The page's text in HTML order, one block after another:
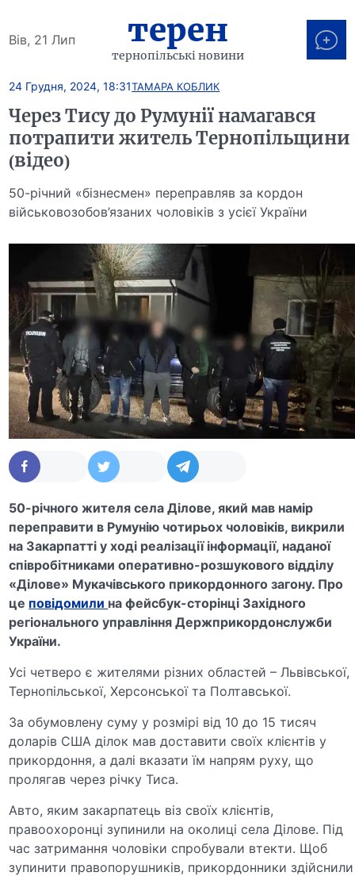
Вів, 21 Лип терен
тернопільські новини
24 Грудня, 2024, 18:31ТАМАРА КОБЛИК
Через Тису до Румунії намагався
потрапити житель Тернопільщини
(відео)
50-річний «бізнесмен» переправляв за кордон
військовозобов’язаних чоловіків з усієї України
50-річного жителя села Ділове, який мав намір
переправити в Румунію чотирьох чоловіків, викрили
на Закарпатті у ході реалізації інформації, наданої
співробітниками оперативно-розшукового відділу
«Ділове» Мукачівського прикордонного загону. Про
це повідомили на фейсбук-сторінці Західного
регіонального управління Держприкордонслужби
України.
Усі четверо є жителями різних областей – Львівської,
Тернопільської, Херсонської та Полтавської.
За обумовлену суму у розмірі від 10 до 15 тисяч
доларів США ділок мав доставити своїх клієнтів у
прикордоння, а далі вказати їм напрям руху, що
пролягав через річку Тиса.
Авто, яким закарпатець віз своїх клієнтів,
правоохоронці зупинили на околиці села Ділове. Під
час затримання чоловіки спробували втекти. Щоб
зупинити правопорушників, прикордонники здійснили